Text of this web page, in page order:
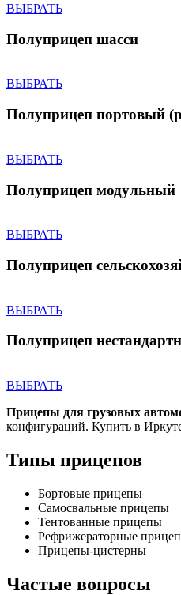
ВЫБРАТЬ
Полуприцеп шасси
ВЫБРАТЬ
Полуприцеп портовый
ВЫБРАТЬ
Полуприцеп модульный
ВЫБРАТЬ
Полуприцеп
ВЫБРАТЬ
Полуприцеп
ВЫБРАТЬ
Прицепы для грузовых
конфигураций. Купить в
Типы прицепов
Бортовые прицепы
Самосвальные прицепы
Тентованные прицепы
Рефрижераторные
Прицепы-цистерны
Частые вопросы